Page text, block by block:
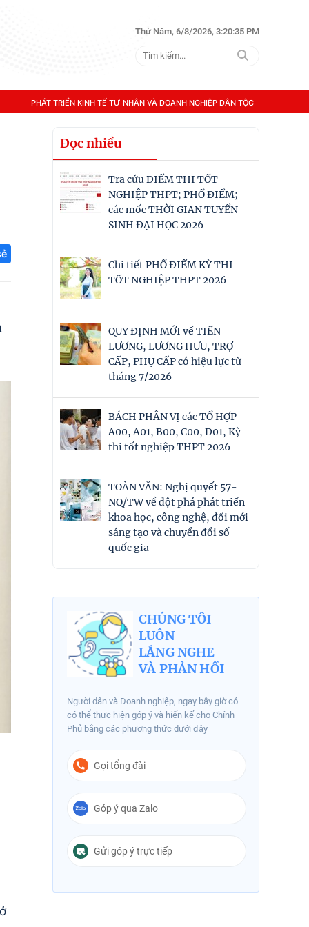
Thứ Năm, 6/8/2026, 3:20:36 PM
PHÁT TRIỂN KINH TẾ TƯ NHÂN VÀ DOANH NGHIỆP DÂN TỘC
Đọc nhiều
Tra cứu ĐIỂM THI TỐT
NGHIỆP THPT; PHỔ ĐIỂM;
các mốc THỜI GIAN TUYỂN
SINH ĐẠI HỌC 2026
Chi tiết PHỔ ĐIỂM KỲ THI
TỐT NGHIỆP THPT 2026
QUY ĐỊNH MỚI về TIỀN
LƯƠNG, LƯƠNG HƯU, TRỢ
CẤP, PHỤ CẤP có hiệu lực từ
tháng 7/2026
BÁCH PHÂN VỊ các TỔ HỢP
A00, A01, B00, C00, D01, Kỳ
thi tốt nghiệp THPT 2026
TOÀN VĂN: Nghị quyết 57-
NQ/TW về đột phá phát triển
khoa học, công nghệ, đổi mới
sáng tạo và chuyển đổi số
quốc gia
CHÚNG TÔI
LUÔN
LẮNG NGHE
VÀ PHẢN HỒI
Người dân và Doanh nghiệp, ngay bây giờ có
có thể thực hiện góp ý và hiến kế cho Chính
Phủ bằng các phương thức dưới đây
Gọi tổng đài
Góp ý qua Zalo
Gửi góp ý trực tiếp